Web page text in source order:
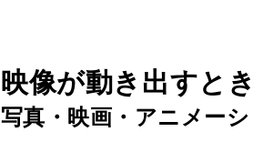
映像が動き出すとき
写真・映画・アニメー